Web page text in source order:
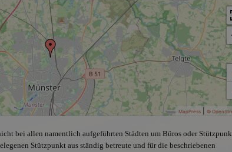
MapPress ©
bei allen namentlich aufgeführten Städten um Büros oder
Stützpunkt aus ständig betreute und für die beschriebenen